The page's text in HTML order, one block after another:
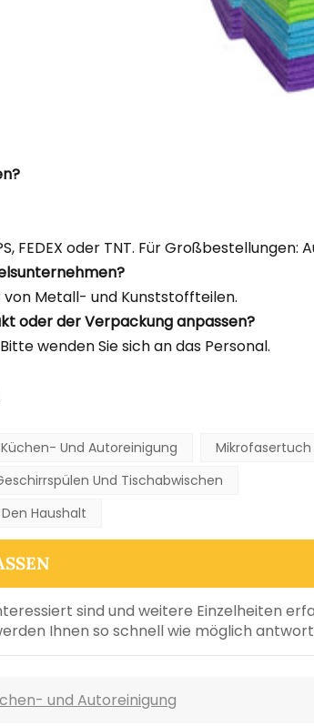
FEDEX oder TNT. Für
Metall- und Kunststoffteilen.
oder der Verpackung anpassen?
wenden Sie sich an das Personal.
Und Autoreinigung Mikrofasertuch
Und Tischabwischen
Haushalt
sind und weitere Einzelheiten
Ihnen so schnell wie möglich
und Autoreinigung